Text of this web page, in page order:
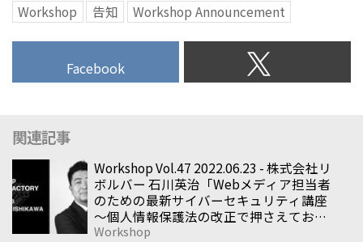
Workshop 告知 Workshop Announcement
Facebook
関連記事
Workshop Vol.47 2022.06.23 - 株式会社リ
ボルバー 石川英治「Webメディア担当者
のための最新サイバーセキュリティ講座
〜個人情報保護法の改正で押さえておく
べき3つのポイント〜」
Workshop